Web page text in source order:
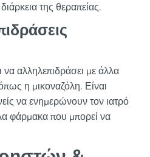
της θεραπείας.
να αλληλεπιδράσει με άλλα
η μικοναζόλη. Είναι
να ενημερώνουν τον ιατρό
φάρμακα που μπορεί να